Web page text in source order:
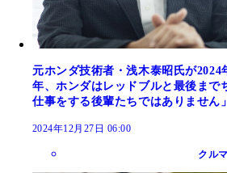
元ホンダ技術者・浅木泰昭氏が2024
年、ホンダはレッドブルと最後まで
仕事をする後輩たちではありません
2024年12月27日 06:00
クルマ